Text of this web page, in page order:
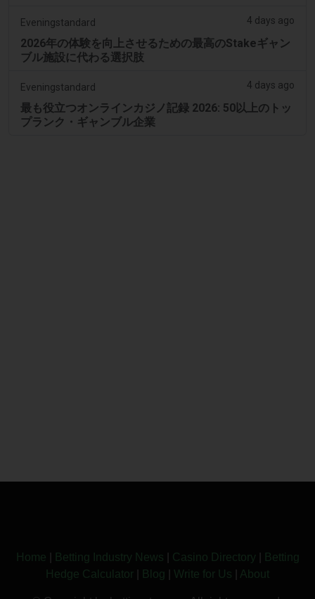
Eveningstandard 4 days ago
2026年の体験を向上させるための最高のStakeギャン
ブル施設に代わる選択肢
Eveningstandard 4 days ago
最も役立つオンラインカジノ記録 2026: 50以上のトッ
プランク・ギャンブル企業
Home Betting Industry News Casino Directory
Betting
Hedge Calculator
Blog Write for Us About